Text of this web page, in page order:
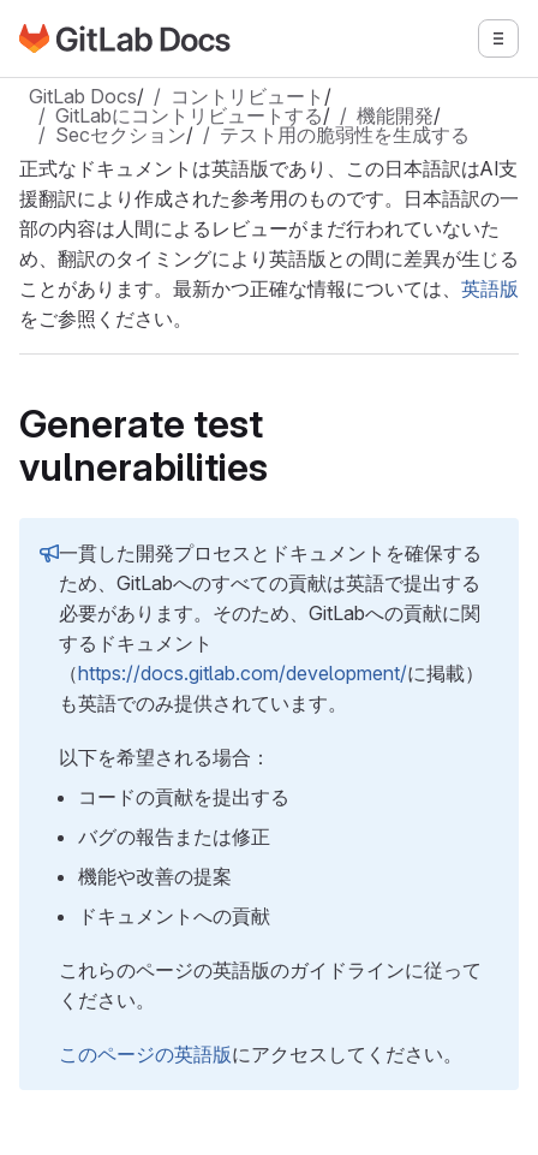
メインコンテンツにスキップ
GitLabドキュメントのホームページに移動 メニ
GitLab Docs/ コントリビュート /
GitLabにコントリビュートする/ 機能開発/
Secセクション/
テスト用の脆弱性を生成する
正式なドキュメントは英語版であり、この日本語訳はAI支
援翻訳により作成された参考用のものです。日本語訳の一
部の内容は人間によるレビューがまだ行われていないた
め、翻訳のタイミングにより英語版との間に差異が生じる
ことがあります。最新かつ正確な情報については、 英語版
をご参照ください。
Generate test
vulnerabilities
一貫した開発プロセスとドキュメントを確保する
ため、GitLabへのすべての貢献は英語で提出する
必要があります。そのため、GitLabへの貢献に関
するドキュメント
（https://docs.gitlab.com/development/に掲載）
も英語でのみ提供されています。
以下を希望される場合：
コードの貢献を提出する
バグの報告または修正
機能や改善の提案
ドキュメントへの貢献
これらのページの英語版のガイドラインに従って
ください。
このページの英語版にアクセスしてください。